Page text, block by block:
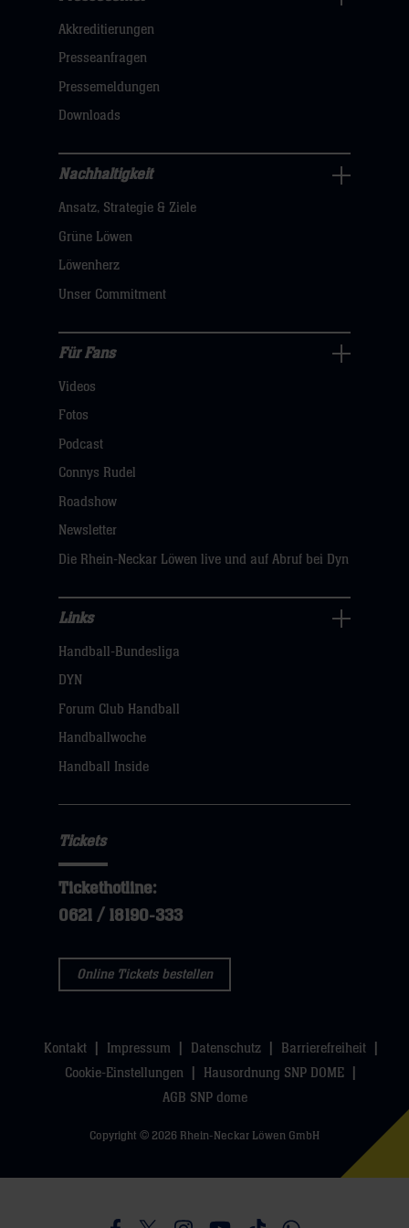
Navigation
öffnen,
dann
klicken
hier
Akkreditierungen
Presseanfragen
Pressemeldungen
Downloads
Nachhaltigkeit
Navigation
öffnen,
dann
hier
Nachhaltigkeit
Ansatz, Strategie & Ziele
Grüne Löwen
Löwenherz
Unser Commitment
Fans
Navigation
öffnen,
dann
hier
Für Fans
Videos
Fotos
Podcast
Connys Rudel
Roadshow
Newsletter
Die Rhein-Neckar Löwen live und auf Abruf bei Dyn
Navigation
öffnen,
dann
klicken
Links
Handball-Bundesliga
DYN
Forum Club Handball
Handballwoche
Handball Inside
Tickets
Tickethotline:
0621 / 18190-333
Online Tickets bestellen
Kontakt Impressum Datenschutz
Barrierefreiheit
Cookie-Einstellungen
Hausordnung SNP DOME
AGB SNP dome
Copyright © 2026 Rhein-Neckar Löwen GmbH